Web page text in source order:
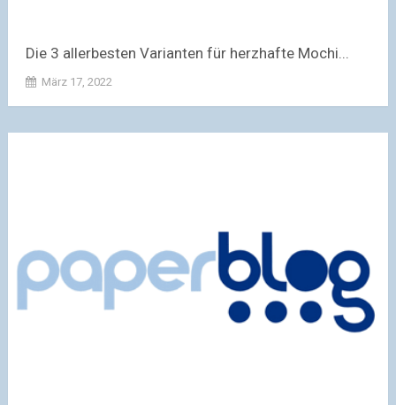
Die 3 allerbesten Varianten für herzhafte Mochi...
März 17, 2022